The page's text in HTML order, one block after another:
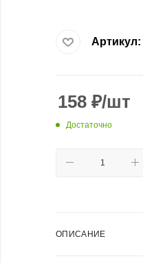
Артикул:
158 ₽/шт
Достаточно
ОПИСАНИЕ